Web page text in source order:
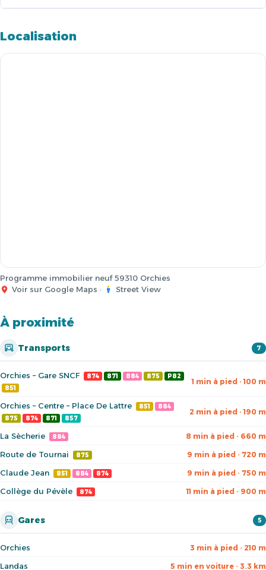
Localisation
Programme immobilier neuf 59310 Orchies
Voir sur Google Maps · Street View
À proximité
Transports 7
Orchies – Gare SNCF 874 871 884 875
P82
851
1 min à pied · 100 m
Orchies – Centre – Place De Lattre 851
884
875
874 871 857
2 min à pied · 190 m
La Sècherie 884 8 min à pied · 660 m
Route de Tournai 875 9 min à pied · 720 m
Claude Jean 851 884 874 9 min à pied · 750 m
Collège du Pévèle 874 11 min à pied · 900 m
Gares 5
Orchies 3 min à pied · 210 m
Landas 5 min en voiture · 3.3 km